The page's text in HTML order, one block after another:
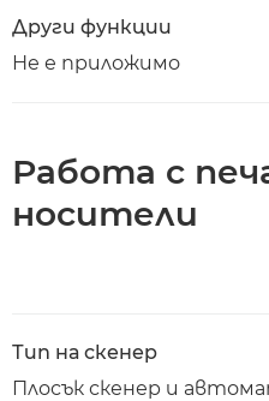
Други функции
Не е приложимо
Работа с
носители
Тип на скенер
Плосък скенер и